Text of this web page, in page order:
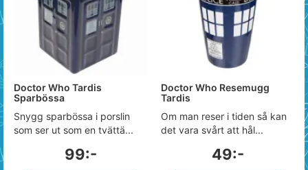
Doctor Who Tardis
Sparbössa
Snygg sparbössa i porslin
som ser ut som en tvättä...
99:-
Doctor Who Resemugg
Tardis
Om man reser i tiden så kan
det vara svårt att hål...
49:-